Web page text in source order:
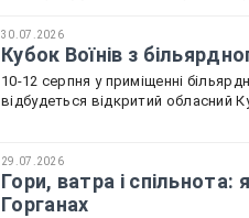
30.07.2026
Кубок Воїнів з
10-12 серпня у приміщенні
відбудеться відкритий обласний
29.07.2026
Гори, ватра і
Горганах